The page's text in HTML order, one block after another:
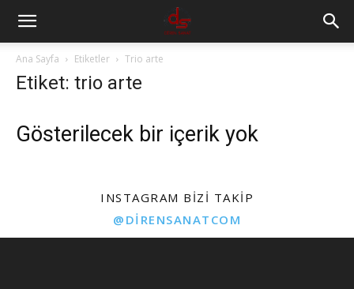
Ana Sayfa Etiketler Trio arte
Etiket: trio arte
Gösterilecek bir içerik yok
INSTAGRAM BIZI TAKIP
@DIRENSANATCOM